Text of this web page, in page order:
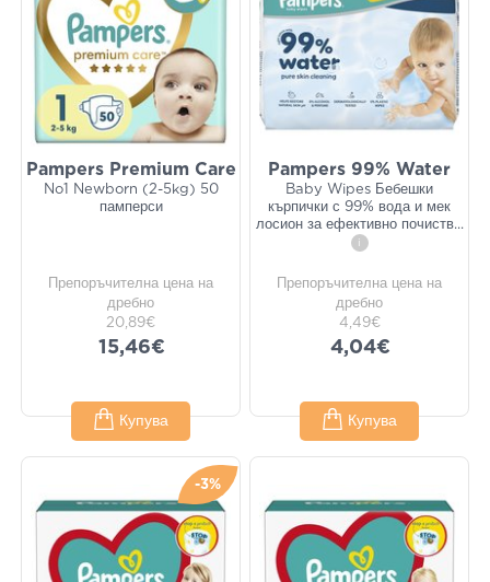
Pampers Premium Care
Νο1 Newborn (2-5kg) 50
памперси
Препоръчителна цена на
дребно
20,89€
15,46€
Купува
Pampers 99% Water
Baby Wipes Бебешки
кърпички с 99% вода и мек
лосион за ефективно почиств...
i
Препоръчителна цена на
дребно
4,49€
4,04€
Купува
-3%